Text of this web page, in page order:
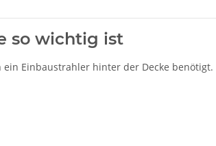
so wichtig ist
Einbaustrahler hinter der Decke